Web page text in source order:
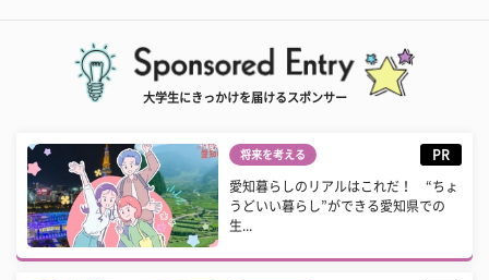
大学生にきっかけを届けるスポンサー
将来を考える PR
愛知暮らしのリアルはこれだ！ “ちょ
うどいい暮らし”ができる愛知県での
生...